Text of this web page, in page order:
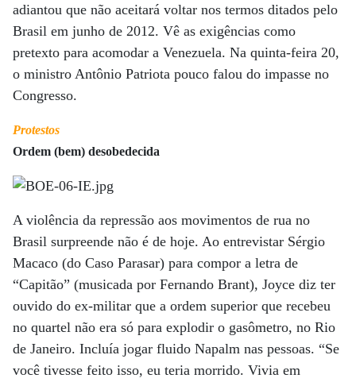
adiantou que não aceitará voltar nos termos ditados pelo
Brasil em junho de 2012. Vê as exigências como
pretexto para acomodar a Venezuela. Na quinta-feira 20,
o ministro Antônio Patriota pouco falou do impasse no
Congresso.
Protestos
Ordem (bem) desobedecida
A violência da repressão aos movimentos de rua no
Brasil surpreende não é de hoje. Ao entrevistar Sérgio
Macaco (do Caso Parasar) para compor a letra de
“Capitão” (musicada por Fernando Brant), Joyce diz ter
ouvido do ex-militar que a ordem superior que recebeu
no quartel não era só para explodir o gasômetro, no Rio
de Janeiro. Incluía jogar fluido Napalm nas pessoas. “Se
você tivesse feito isso, eu teria morrido. Vivia em